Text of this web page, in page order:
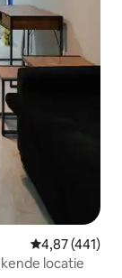
Gemiddelde
4,87 (441)
locatie